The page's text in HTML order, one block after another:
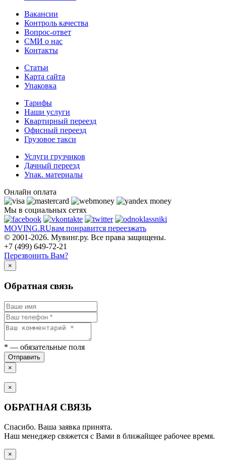
Вакансии
Контроль качества
Вопрос-ответ
СМИ о нас
Контакты
Статьи
Карта сайта
Упаковка
Тарифы
Наши услуги
Квартирный переезд
Офисный переезд
Грузовое такси
Услуги грузчиков
Дачный переезд
Упак. материалы
Онлайн оплата
Мы в социальных сетях
MOVING.RUвам понравится переезжать
© 2001-2026. Мувинг.ру. Все права защищены.
+7 (499) 649-72-21
Перезвонить Вам?
×
Обратная связь
* — обязательные поля
Отправить
×
×
ОБРАТНАЯ СВЯЗЬ
Спасибо. Ваша заявка принята.
Наш менеджер свяжется с Вами в ближайщее рабочее время.
×